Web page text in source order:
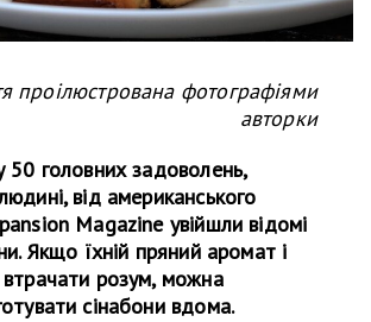
проілюстрована фотографіями
авторки
50 головних задоволень,
від американського
Magazine увійшли відомі
Якщо їхній пряний аромат і
розум, можна
сінабони вдома.